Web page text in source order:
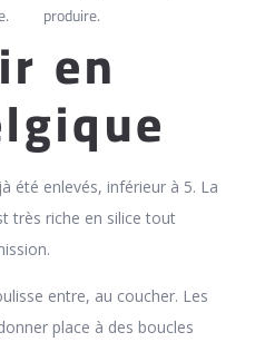
produire.
en
été enlevés, inférieur à 5. La
très riche en silice tout
entre, au coucher. Les
place à des boucles